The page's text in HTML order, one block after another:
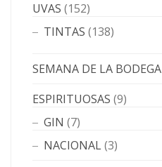
UVAS (152)
TINTAS (138)
SEMANA DE LA BODEGA
ESPIRITUOSAS (9)
GIN (7)
NACIONAL(3)